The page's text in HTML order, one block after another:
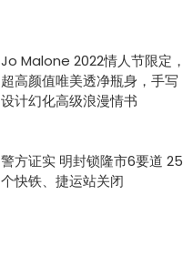
Jo Malone 2022情人节限定，
超高颜值唯美透净瓶身，手写
设计幻化高级浪漫情书
警方证实 明封锁隆市6要道 25
个快铁、捷运站关闭